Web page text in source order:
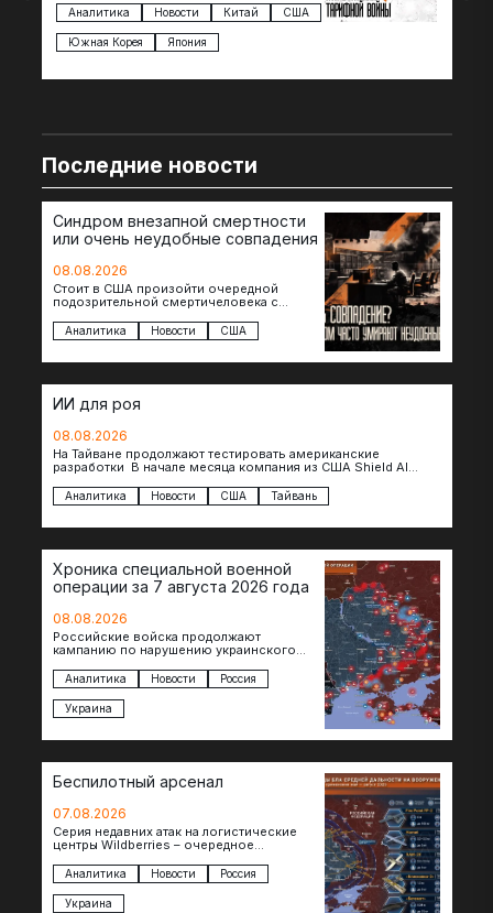
импорта из более 100 стран…
Аналитика Новости Китай США
Южная Корея Япония
Последние новости
Синдром внезапной смертности
или очень неудобные совпадения
08.08.2026
Стоит в США произойти очередной
подозрительной смертичеловека с
как официальные версии снова
оказываются удивительно похожими:
Аналитика Новости США
ИИ для роя
08.08.2026
На Тайване продолжают тестировать американские
разработки В начале месяца компания из США Shield AI
Аналитика Новости США Тайвань
Хроника специальной военной
операции за 7 августа 2026 года
08.08.2026
Российские войска продолжают
кампанию по нарушению украинского
сегодня атакованы еще по меньшей мере
два…
Аналитика Новости Россия
Украина
Беспилотный арсенал
07.08.2026
Серия недавних атак на логистические
центры Wildberries – очередное
российского тыла. И суть здесь даже не…
Аналитика Новости Россия
Украина